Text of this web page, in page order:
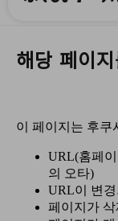
해당 페이